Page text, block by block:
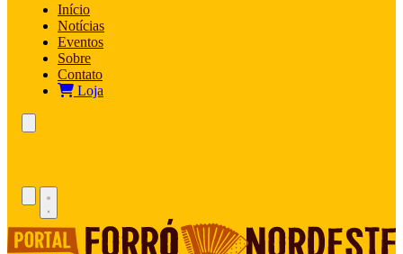
Início
Notícias
Eventos
Sobre
Contato
Loja